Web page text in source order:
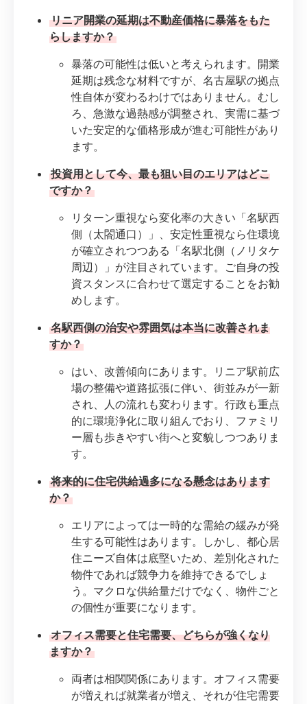
リニア開業の延期は不動産価格に暴落をもた
らしますか？
暴落の可能性は低いと考えられます。開業
延期は残念な材料ですが、名古屋駅の拠点
性自体が変わるわけではありません。むし
ろ、急激な過熱感が調整され、実需に基づ
いた安定的な価格形成が進む可能性があり
ます。
投資用として今、最も狙い目のエリアはどこ
ですか？
リターン重視なら変化率の大きい「名駅西
側（太閤通口）」、安定性重視なら住環境
が確立されつつある「名駅北側（ノリタケ
周辺）」が注目されています。ご自身の投
資スタンスに合わせて選定することをお勧
めします。
名駅西側の治安や雰囲気は本当に改善されま
すか？
はい、改善傾向にあります。リニア駅前広
場の整備や道路拡張に伴い、街並みが一新
され、人の流れも変わります。行政も重点
的に環境浄化に取り組んでおり、ファミリ
ー層も歩きやすい街へと変貌しつつありま
す。
将来的に住宅供給過多になる懸念はあります
か？
エリアによっては一時的な需給の緩みが発
生する可能性はあります。しかし、都心居
住ニーズ自体は底堅いため、差別化された
物件であれば競争力を維持できるでしょ
う。マクロな供給量だけでなく、物件ごと
の個性が重要になります。
オフィス需要と住宅需要、どちらが強くなり
ますか？
両者は相関関係にあります。オフィス需要
が増えれば就業者が増え、それが住宅需要